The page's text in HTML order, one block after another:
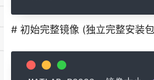
# 初始完整镜像 (独立完整安装